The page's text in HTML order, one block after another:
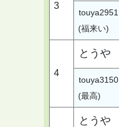
3
touya2951
(福来い)
4
とうや
touya3150
(最高)
とうや